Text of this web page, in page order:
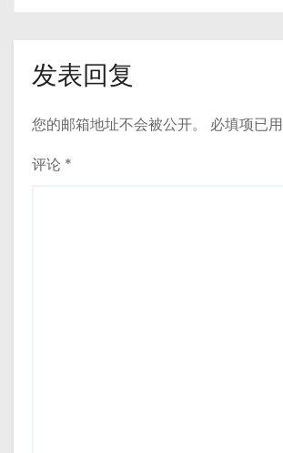
发表回复
您的邮箱地址不会被公开。 必填项已用
评论 *